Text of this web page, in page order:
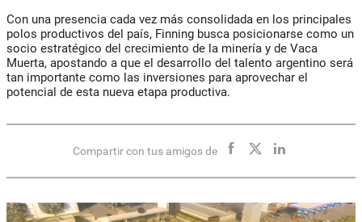
Con una presencia cada vez más consolidada en los principales
polos productivos del país, Finning busca posicionarse como un
socio estratégico del crecimiento de la minería y de Vaca
Muerta, apostando a que el desarrollo del talento argentino será
tan importante como las inversiones para aprovechar el
potencial de esta nueva etapa productiva.
Compartir con tus amigos de